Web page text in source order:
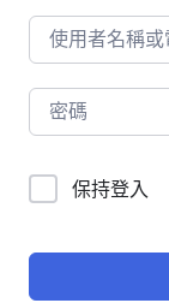
保持登入